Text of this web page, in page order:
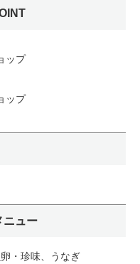
ップ
ップ
ニュー
・珍味、うなぎ